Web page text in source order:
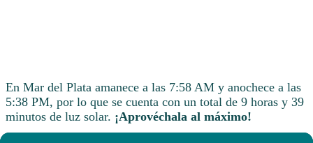
En Mar del Plata amanece a las 7:58 AM y anochece a las
5:38 PM, por lo que se cuenta con un total de 9 horas y 39
minutos de luz solar. ¡Aprovéchala al máximo!